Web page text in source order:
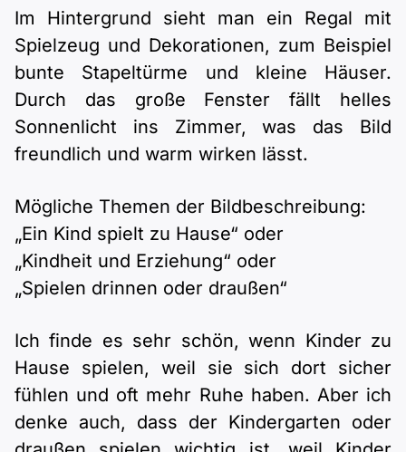
Im Hintergrund sieht man ein Regal mit
Spielzeug und Dekorationen, zum Beispiel
bunte Stapeltürme und kleine Häuser.
Durch das große Fenster fällt helles
Sonnenlicht ins Zimmer, was das Bild
freundlich und warm wirken lässt.
Mögliche Themen der Bildbeschreibung:
„Ein Kind spielt zu Hause“ oder
„Kindheit und Erziehung“ oder
„Spielen drinnen oder draußen“
Ich finde es sehr schön, wenn Kinder zu
Hause spielen, weil sie sich dort sicher
fühlen und oft mehr Ruhe haben. Aber ich
denke auch, dass der Kindergarten oder